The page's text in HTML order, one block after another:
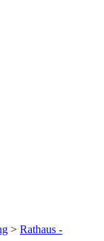
> Rathaus -